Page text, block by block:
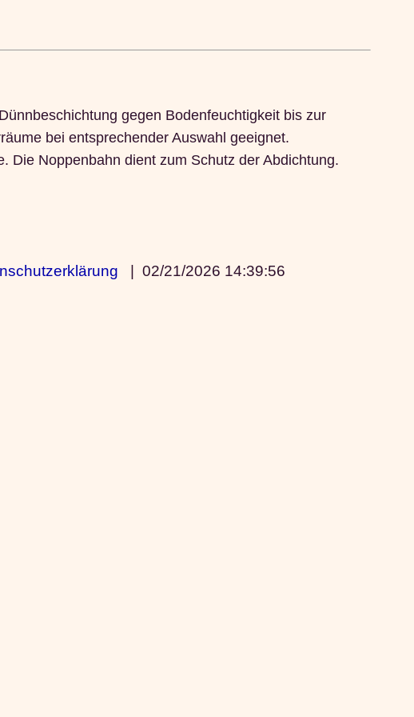
gegen Bodenfeuchtigkeit bis zur
bei entsprechender Auswahl geeignet.
Die Noppenbahn dient zum Schutz der Abdichtung.
|02/21/2026 14:39:56